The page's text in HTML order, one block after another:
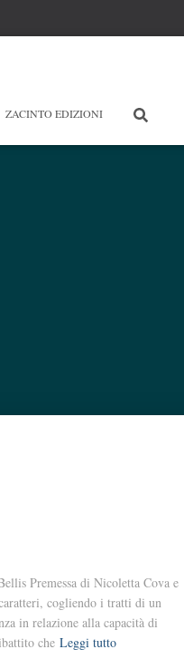
ZACINTO EDIZIONI
Premessa di Nicoletta Cova e
cogliendo i tratti di un
in relazione alla capacità di
che Leggi tutto